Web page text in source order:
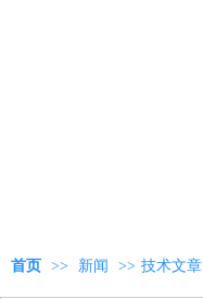
首页 >> 新闻 >> 技术文章